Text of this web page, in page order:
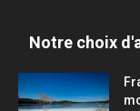
Notre choix